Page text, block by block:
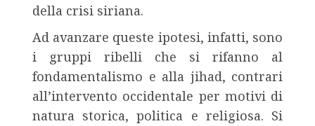
della crisi siriana.
Ad avanzare queste ipotesi, infatti, sono
i gruppi ribelli che si rifanno al
fondamentalismo e alla jihad, contrari
all’intervento occidentale per motivi di
natura storica, politica e religiosa. Si